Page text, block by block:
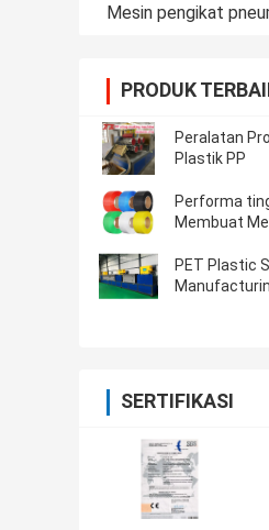
Mesin pengikat
PRODUK
Peralatan
Plastik PP
Performa
Membuat
PET Plastic
SERTIFIKASI